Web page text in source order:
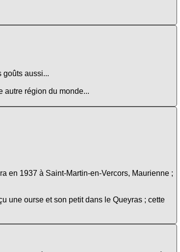
goûts aussi...
autre région du monde...
en 1937 à Saint-Martin-en-Vercors, Maurienne ;
une ourse et son petit dans le Queyras ; cette